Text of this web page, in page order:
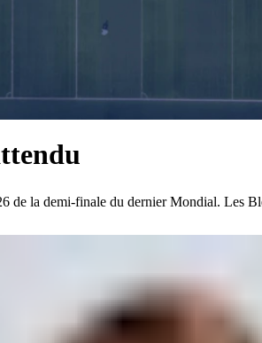
de la demi-finale du dernier Mondial. Les